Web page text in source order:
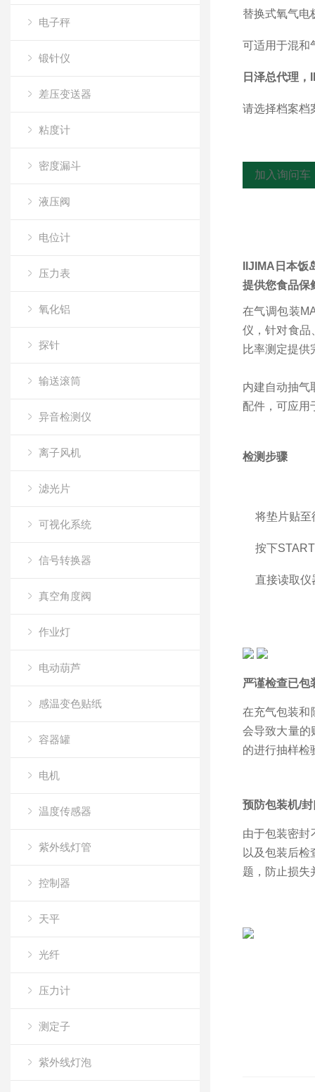
电子秤
锻针仪
差压变送器
粘度计
密度漏斗
液压阀
电位计
压力表
氧化铝
探针
输送滚筒
异音检测仪
离子风机
滤光片
可视化系统
信号转换器
真空角度阀
作业灯
电动葫芦
感温变色贴纸
容器罐
电机
温度传感器
紫外线灯管
控制器
天平
光纤
压力计
测定子
紫外线灯泡
替换式氧气电
可适用于混和
日泽总代理
请选择档案档
加入询问车
IIJIMA日本
提供您食品保
在气调包装
仪，针对食品
比率测定提供
内建自动抽气
配件，可应用
检测步骤
将垫片贴至
按下
直接读取仪
严谨检查已包
在充气包装和
会导致大量的
的进行抽样检
预防包装机/
由于包装密封
以及包装后
题，防止损失